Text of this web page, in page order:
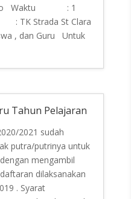
Waktu : 1
TK Strada St Clara
, dan Guru Untuk
Tahun Pelajaran
2021 sudah
putra/putrinya untuk
mengambil
dilaksanakan
. Syarat